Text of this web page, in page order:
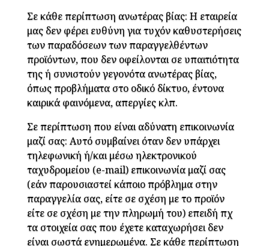
Σε κάθε περίπτωση ανωτέρας βίας: Η εταιρεία
μας δεν φέρει ευθύνη για τυχόν καθυστερήσεις
των παραδόσεων των παραγγελθέντων
προϊόντων, που δεν οφείλονται σε υπαιτιότητα
της ή συνιστούν γεγονότα ανωτέρας βίας,
όπως προβλήματα στο οδικό δίκτυο, έντονα
καιρικά φαινόμενα, απεργίες κλπ.
Σε περίπτωση που είναι αδύνατη επικοινωνία
μαζί σας: Αυτό συμβαίνει όταν δεν υπάρχει
τηλεφωνική ή/και μέσω ηλεκτρονικού
ταχυδρομείου (e-mail) επικοινωνία μαζί σας
(εάν παρουσιαστεί κάποιο πρόβλημα στην
παραγγελία σας, είτε σε σχέση με το προϊόν
είτε σε σχέση με την πληρωμή του) επειδή πχ
τα στοιχεία σας που έχετε καταχωρήσει δεν
είναι σωστά ενημερωμένα. Σε κάθε περίπτωση